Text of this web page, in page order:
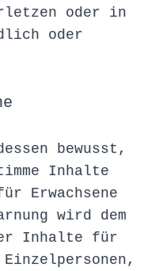
oder in
oder
bewusst,
Inhalte
Erwachsene
wird dem
Inhalte für